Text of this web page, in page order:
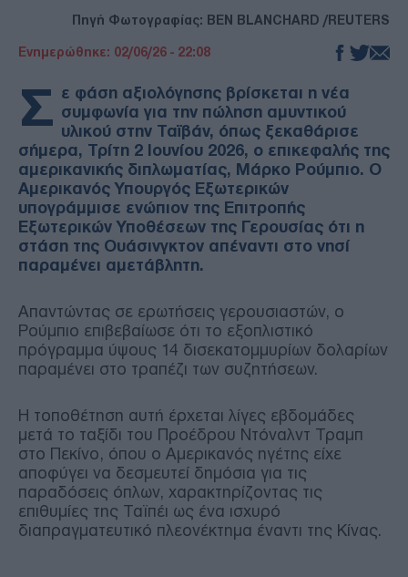
Πηγή Φωτογραφίας: BEN BLANCHARD /REUTERS
Ενημερώθηκε: 02/06/26 - 22:08
Σ ε φάση αξιολόγησης βρίσκεται η νέα
συμφωνία για την πώληση αμυντικού
υλικού στην Ταϊβάν, όπως ξεκαθάρισε
σήμερα, Τρίτη 2 Ιουνίου 2026, ο επικεφαλής της
αμερικανικής διπλωματίας, Μάρκο Ρούμπιο. Ο
Αμερικανός Υπουργός Εξωτερικών
υπογράμμισε ενώπιον της Επιτροπής
Εξωτερικών Υποθέσεων της Γερουσίας ότι η
στάση της Ουάσινγκτον απέναντι στο νησί
παραμένει αμετάβλητη.
Απαντώντας σε ερωτήσεις γερουσιαστών, ο
Ρούμπιο επιβεβαίωσε ότι το εξοπλιστικό
πρόγραμμα ύψους 14 δισεκατομμυρίων δολαρίων
παραμένει στο τραπέζι των συζητήσεων.
Η τοποθέτηση αυτή έρχεται λίγες εβδομάδες
μετά το ταξίδι του Προέδρου Ντόναλντ Τραμπ
στο Πεκίνο, όπου ο Αμερικανός ηγέτης είχε
αποφύγει να δεσμευτεί δημόσια για τις
παραδόσεις όπλων, χαρακτηρίζοντας τις
επιθυμίες της Ταϊπέι ως ένα ισχυρό
διαπραγματευτικό πλεονέκτημα έναντι της Κίνας.